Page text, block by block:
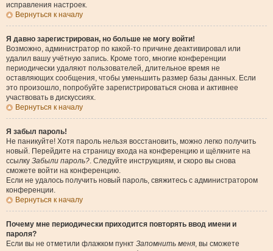
исправления настроек.
Вернуться к началу
Я давно зарегистрирован, но больше не могу войти!
Возможно, администратор по какой-то причине деактивировал или
удалил вашу учётную запись. Кроме того, многие конференции
периодически удаляют пользователей, длительное время не
оставляющих сообщения, чтобы уменьшить размер базы данных. Если
это произошло, попробуйте зарегистрироваться снова и активнее
участвовать в дискуссиях.
Вернуться к началу
Я забыл пароль!
Не паникуйте! Хотя пароль нельзя восстановить, можно легко получить
новый. Перейдите на страницу входа на конференцию и щёлкните на
ссылку Забыли пароль?. Следуйте инструкциям, и скоро вы снова
сможете войти на конференцию.
Если не удалось получить новый пароль, свяжитесь с администратором
конференции.
Вернуться к началу
Почему мне периодически приходится повторять ввод имени и
пароля?
Если вы не отметили флажком пункт Запомнить меня, вы сможете